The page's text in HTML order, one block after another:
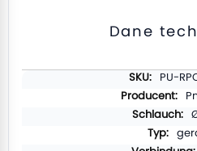
Dane
PU-